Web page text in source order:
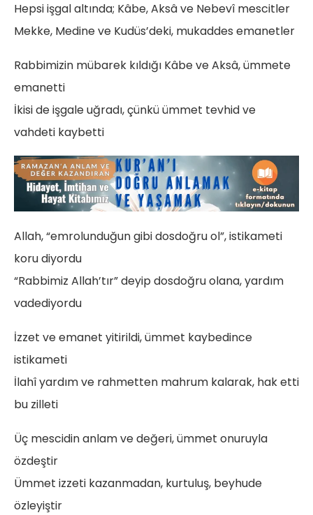
Hepsi işgal altında; Kâbe, Aksâ ve Nebevî mescitler
Mekke, Medine ve Kudüs’deki, mukaddes emanetler
Rabbimizin mübarek kıldığı Kâbe ve Aksâ, ümmete
emanetti
İkisi de işgale uğradı, çünkü ümmet tevhid ve
vahdeti kaybetti
Allah, “emrolunduğun gibi dosdoğru ol”, istikameti
koru diyordu
“Rabbimiz Allah’tır” deyip dosdoğru olana, yardım
vadediyordu
İzzet ve emanet yitirildi, ümmet kaybedince
istikameti
İlahî yardım ve rahmetten mahrum kalarak, hak etti
bu zilleti
Üç mescidin anlam ve değeri, ümmet onuruyla
özdeştir
Ümmet izzeti kazanmadan, kurtuluş, beyhude
özleyiştir